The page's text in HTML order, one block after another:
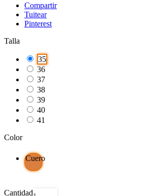
Compartir
Tuitear
Pinterest
Talla
35
36
37
38
39
40
41
Color
Cuero
Cantidad